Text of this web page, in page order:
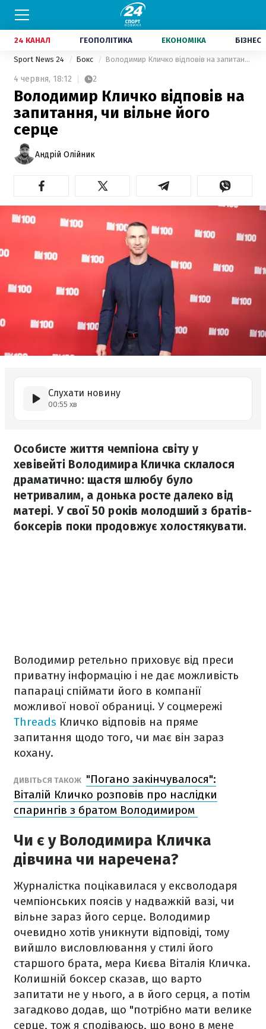
24 КАНАЛ ГЕОПОЛІТИКА ЕКОНОМІКА БІЗНЕС
Sport News 24 Бокс Володимир Кличко відповів на запитання, чи вільне його серце
4 червня, 18:12 2
Володимир Кличко відповів на
запитання, чи вільне його
серце
Андрій Олійник
Слухати новину
00:55 хв
Особисте життя чемпіона світу у
хевівейті Володимира Кличка склалося
драматично: щастя шлюбу було
нетривалим, а донька росте далеко від
матері. У свої 50 років молодший з братів-
боксерів поки продовжує холостякувати.
Володимир ретельно приховує від преси
приватну інформацію і не дає можливість
папараці спіймати його в компанії
можливої нової обраниці. У соцмережі
Threads Кличко відповів на пряме
запитання щодо того, чи має він зараз
кохану.
ДИВІТЬСЯ ТАКОЖ "Погано закінчувалося":
Віталій Кличко розповів про наслідки
спарингів з братом Володимиром
Чи є у Володимира Кличка
дівчина чи наречена?
Журналістка поцікавилася у ексволодаря
чемпіонських поясів у надважкій вазі, чи
вільне зараз його серце. Володимир
очевидно хотів уникнути відповіді, тому
вийшло висловлювання у стилі його
старшого брата, мера Києва Віталія Кличка.
Колишній боксер сказав, що варто
запитати не у нього, а в його серця, а потім
загадково додав, що "потрібно мати велике
серце, тож я сподіваюсь, що воно в мене